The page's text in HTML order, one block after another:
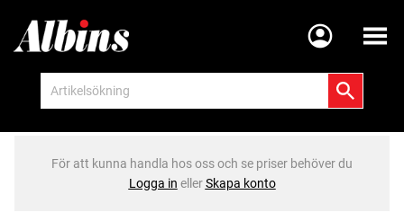
Meny
För att kunna handla hos oss och se priser behöver du
Logga in ellerSkapa konto